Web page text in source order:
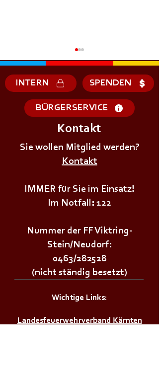
INTERN SPENDEN
BÜRGERSERVICE
Kontakt
Sie wollen Mitglied werden?
Kontakt
IMMER für Sie im Einsatz!
Im Notfall: 122
Nummer der FF Viktring-
Stein/Neudorf:
0463/282528
(nicht ständig besetzt)
Wichtige Links:
Landesfeuerwehrverband Kärnten